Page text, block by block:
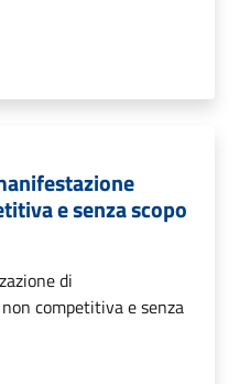
e senza scopo
di
competitiva e senza